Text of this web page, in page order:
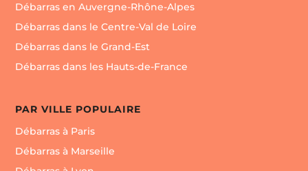
Particuliers
comme les
clients Agences Immobilières,Notaires
confiance aux entreprises TROKEUR
l’économie circulaire et dutri écologique par filière
Débarras en Auvergne-Rhône-Alpes
Débarras dans le Centre-Val de Loire
Débarras dans le Grand-Est
Débarras dans les Hauts-de-France
PAR VILLE POPULAIRE
Débarras à Paris
Débarras à Marseille